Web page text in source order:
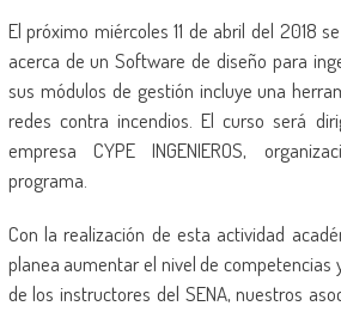
El próximo miércoles 11 de abril del 2018
acerca de un Software de diseño para
sus módulos de gestión incluye una
redes contra incendios. El curso será
empresa CYPE INGENIEROS,
programa.
Con la realización de esta actividad
planea aumentar el nivel de competencias
de los instructores del SENA, nuestros